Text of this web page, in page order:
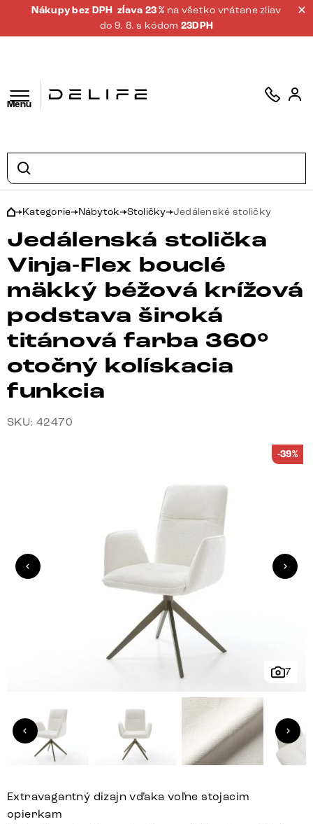
Nákupy bez DPH zĺava 23 % na všetko vrátane zliav
do 9. 8. s kódom 23DPH
Menu
Kategorie Nábytok Stoličky Jedálenské stoličky
Jedálenská stolička
Vinja-Flex bouclé
mäkký béžová krížová
podstava široká
titánová farba 360°
otočný kolískacia
funkcia
SKU: 42470
7
-39%
Extravagantný dizajn vďaka voľne stojacim
opierkam